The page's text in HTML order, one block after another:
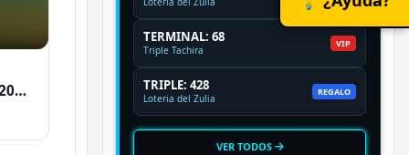
TERMINAL: 68
Triple Tachira
VIP
TRIPLE: 428
Loteria del Zulia
REGALO
VER TODOS